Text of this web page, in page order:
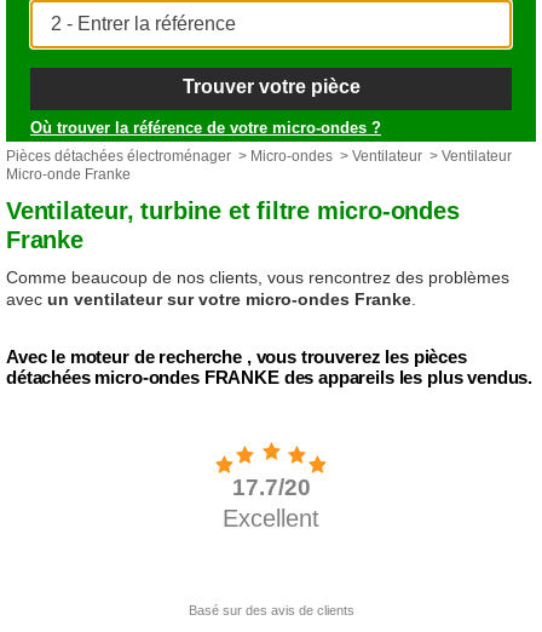
Trouver votre pièce
Où trouver la référence de votre micro-ondes ?
Pièces détachées électroménager > Micro-ondes > Ventilateur > Ventilateur
Micro-onde Franke
Ventilateur, turbine et filtre micro-ondes
Franke
Comme beaucoup de nos clients, vous rencontrez des problèmes
avec un ventilateur sur votre micro-ondes Franke
Avec le moteur de recherche , vous trouverez les pièces
détachées micro-ondes FRANKE des appareils les plus vendus.